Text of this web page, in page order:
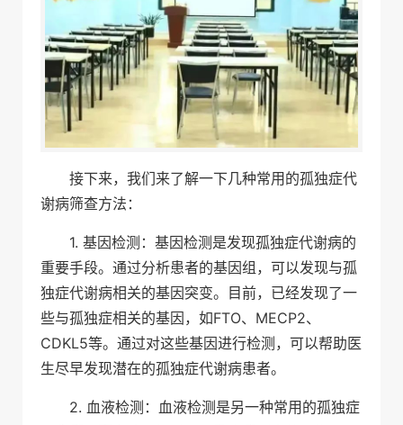
接下来，我们来了解一下几种常用的孤独症代
谢病筛查方法：
1. 基因检测：基因检测是发现孤独症代谢病的
重要手段。通过分析患者的基因组，可以发现与孤
独症代谢病相关的基因突变。目前，已经发现了一
些与孤独症相关的基因，如FTO、MECP2、
CDKL5等。通过对这些基因进行检测，可以帮助医
生尽早发现潜在的孤独症代谢病患者。
2. 血液检测：血液检测是另一种常用的孤独症